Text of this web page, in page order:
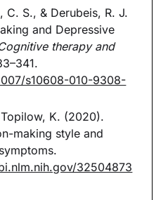
C. S., & Derubeis, R. J.
and Depressive
therapy and
s10608-010-9308-
K. (2020).
making style and
32504873